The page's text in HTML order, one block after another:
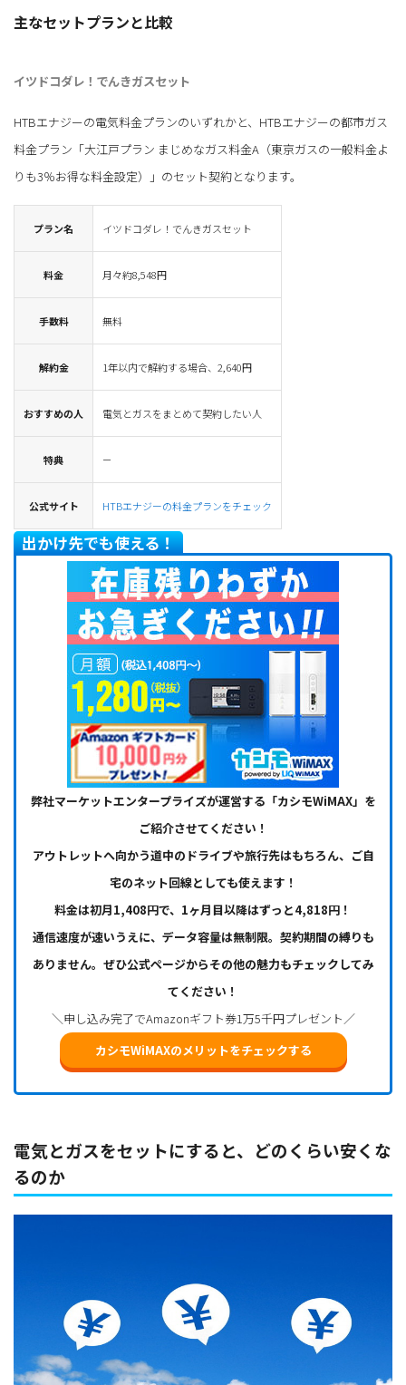
主なセットプランと比較
イツドコダレ！でんきガスセット
HTBエナジーの電気料金プランのいずれかと、HTBエナジーの都市ガス
料金プラン「大江戸プラン まじめなガス料金A（東京ガスの一般料金よ
りも3％お得な料金設定）」のセット契約となります。
プラン名 イツドコダレ！でんきガスセット
料金 月々約8,548円
手数料 無料
解約金 1年以内で解約する場合、2,640円
おすすめの人 電気とガスをまとめて契約したい人
特典 －
公式サイト HTBエナジーの料金プランをチェック
出かけ先でも使える！
弊社マーケットエンタープライズが運営する「カシモWiMAX」を
ご紹介させてください！
アウトレットへ向かう道中のドライブや旅行先はもちろん、ご自
宅のネット回線としても使えます！
料金は初月1,408円で、1ヶ月目以降はずっと4,818円！
通信速度が速いうえに、データ容量は無制限。契約期間の縛りも
ありません。ぜひ公式ページからその他の魅力もチェックしてみ
てください！
＼申し込み完了でAmazonギフト券1万5千円プレゼント／
カシモWiMAXのメリットをチェックする
電気とガスをセットにすると、どのくらい安くな
るのか